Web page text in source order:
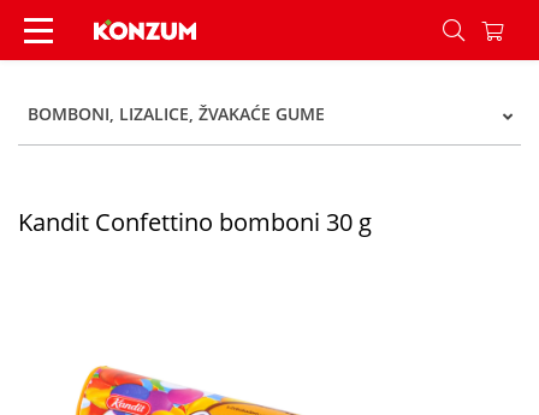
Kandit Confettino bomboni 30 g - Konzum
BOMBONI, LIZALICE, ŽVAKAĆE GUME
Kandit Confettino bomboni 30 g